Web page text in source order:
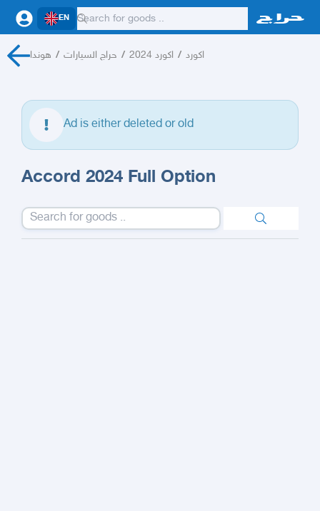
EN
هوندا / حراج السيارات / اكورد 2024 / اكورد
Ad is either deleted or old
Accord 2024 Full Option